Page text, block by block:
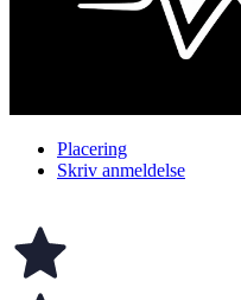
Placering
Skriv anmeldelse